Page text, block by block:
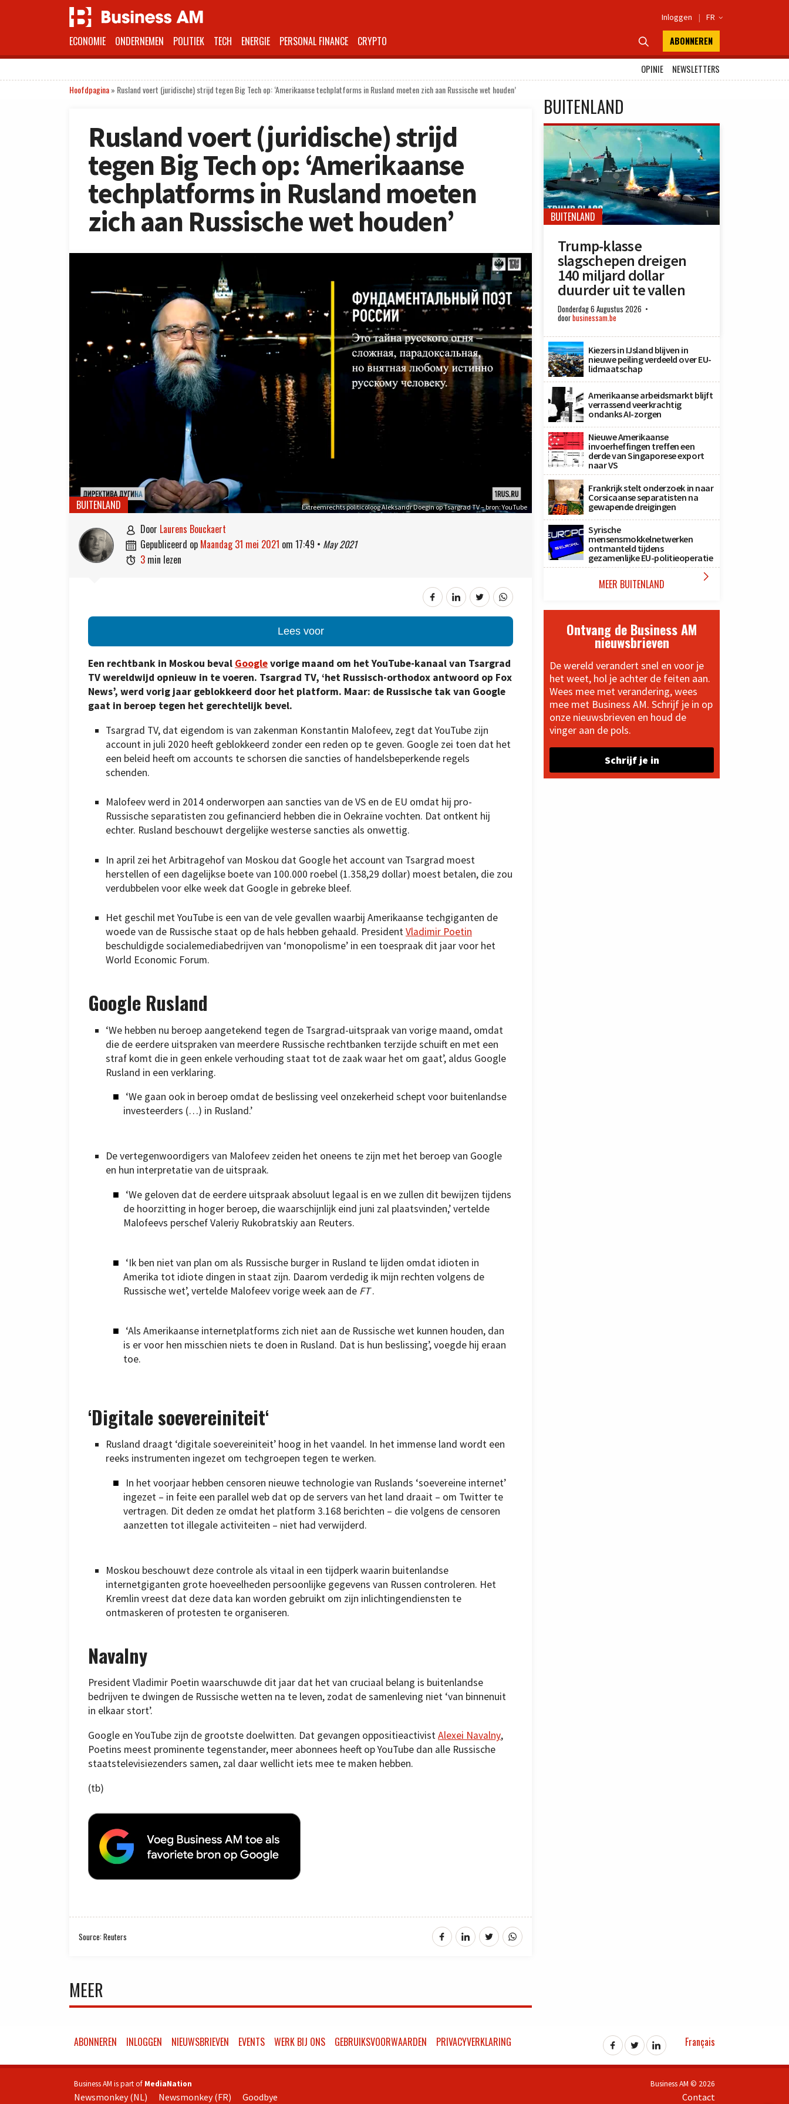
Inloggen | FR 
ECONOMIE ONDERNEMEN POLITIEK TECH ENERGIE PERSONAL FINANCE CRYPTO  ABONNEREN
OPINIE
NEWSLETTERS
Hoofdpagina» Rusland voert (juridische) strijd tegen Big Tech op: ‘Amerikaanse techplatforms in Rusland moeten zich aan Russische wet houden’
Rusland voert (juridische) strijd
tegen Big Tech op: ‘Amerikaanse
techplatforms in Rusland moeten
zich aan Russische wet houden’
Extreemrechts politicoloog Aleksandr Doegin op Tsargrad TV – bron: YouTube
BUITENLAND
 door Laurens Bouckaert
 gepubliceerd op maandag 31 mei 2021 om 17:49 • May 2021
 3 min lezen
Lees voor
Een rechtbank in Moskou beval Googlevorige maand om het YouTube-kanaal van Tsargrad
TV wereldwijd opnieuw in te voeren. Tsargrad TV, ‘het Russisch-orthodox antwoord op Fox
News’, werd vorig jaar geblokkeerd door het platform. Maar: de Russische tak van Google
gaat in beroep tegen het gerechtelijk bevel.
Tsargrad TV, dat eigendom is van zakenman Konstantin Malofeev, zegt dat YouTube zijn
account in juli 2020 heeft geblokkeerd zonder een reden op te geven. Google zei toen dat het
een beleid heeft om accounts te schorsen die sancties of handelsbeperkende regels
schenden.
Malofeev werd in 2014 onderworpen aan sancties van de VS en de EU omdat hij pro-
Russische separatisten zou gefinancierd hebben die in Oekraïne vochten. Dat ontkent hij
echter. Rusland beschouwt dergelijke westerse sancties als onwettig.
In april zei het Arbitragehof van Moskou dat Google het account van Tsargrad moest
herstellen of een dagelijkse boete van 100.000 roebel (1.358,29 dollar) moest betalen, die zou
verdubbelen voor elke week dat Google in gebreke bleef.
Het geschil met YouTube is een van de vele gevallen waarbij Amerikaanse techgiganten de
woede van de Russische staat op de hals hebben gehaald. PresidentVladimir Poetin
beschuldigde socialemediabedrijven van ‘monopolisme’ in een toespraak dit jaar voor het
World Economic Forum.
Google Rusland
‘We hebben nu beroep aangetekend tegen de Tsargrad-uitspraak van vorige maand, omdat
die de eerdere uitspraken van meerdere Russische rechtbanken terzijde schuift en met een
straf komt die in geen enkele verhouding staat tot de zaak waar het om gaat’, aldus Google
Rusland in een verklaring.
‘We gaan ook in beroep omdat de beslissing veel onzekerheid schept voor buitenlandse
investeerders (…) in Rusland.’
De vertegenwoordigers van Malofeev zeiden het oneens te zijn met het beroep van Google
en hun interpretatie van de uitspraak.
‘We geloven dat de eerdere uitspraak absoluut legaal is en we zullen dit bewijzen tijdens
de hoorzitting in hoger beroep, die waarschijnlijk eind juni zal plaatsvinden,’ vertelde
Malofeevs perschef Valeriy Rukobratskiy aan Reuters.
‘Ik ben niet van plan om als Russische burger in Rusland te lijden omdat idioten in
Amerika tot idiote dingen in staat zijn. Daarom verdedig ik mijn rechten volgens de
Russische wet’, vertelde Malofeev vorige week aan de FT.
‘Als Amerikaanse internetplatforms zich niet aan de Russische wet kunnen houden, dan
is er voor hen misschien niets te doen in Rusland. Dat is hun beslissing’, voegde hij eraan
toe.
‘Digitale soevereiniteit‘
Rusland draagt ‘digitale soevereiniteit’ hoog in het vaandel. In het immense land wordt een
reeks instrumenten ingezet om techgroepen tegen te werken.
In het voorjaar hebben censoren nieuwe technologie van Ruslands ‘soevereine internet’
ingezet – in feite een parallel web dat op de servers van het land draait – om Twitter te
vertragen. Dit deden ze omdat het platform 3.168 berichten – die volgens de censoren
aanzetten tot illegale activiteiten – niet had verwijderd.
Moskou beschouwt deze controle als vitaal in een tijdperk waarin buitenlandse
internetgiganten grote hoeveelheden persoonlijke gegevens van Russen controleren. Het
Kremlin vreest dat deze data kan worden gebruikt om zijn inlichtingendiensten te
ontmaskeren of protesten te organiseren.
Navalny
President Vladimir Poetin waarschuwde dit jaar dat het van cruciaal belang is buitenlandse
bedrijven te dwingen de Russische wetten na te leven, zodat de samenleving niet ‘van binnenuit
in elkaar stort’.
Google en YouTube zijn de grootste doelwitten. Dat gevangen oppositieactivistAlexei Navalny,
Poetins meest prominente tegenstander, meer abonnees heeft op YouTube dan alle Russische
staatstelevisiezenders samen, zal daar wellicht iets mee te maken hebben.
(tb)
Source: Reuters
MEER
BUITENLAND
BUITENLAND
Trump-klasse
slagschepen dreigen
140 miljard dollar
duurder uit te vallen
Donderdag 6 Augustus 2026
doorbusinessam.be
Kiezers in IJsland blijven in
nieuwe peiling verdeeld over EU-
lidmaatschap
Amerikaanse arbeidsmarkt blijft
verrassend veerkrachtig
ondanks AI-zorgen
Nieuwe Amerikaanse
invoerheffingen treffen een
derde van Singaporese export
naar VS
Frankrijk stelt onderzoek in naar
Corsicaanse separatisten na
gewapende dreigingen
Syrische
mensensmokkelnetwerken
ontmanteld tijdens
gezamenlijke EU-politieoperatie
MEER BUITENLAND 
Ontvang de Business AM
nieuwsbrieven
De wereld verandert snel en voor je
het weet, hol je achter de feiten aan.
Wees mee met verandering, wees
mee met Business AM. Schrijf je in op
onze nieuwsbrieven en houd de
vinger aan de pols.
Schrijf je in
ABONNEREN INLOGGEN NIEUWSBRIEVEN EVENTS WERK BIJ ONS GEBRUIKSVOORWAARDEN PRIVACYVERKLARING Français
Business AM is part of MediaNation
Newsmonkey (NL) Newsmonkey (FR) Goodbye
Business AM © 2026
Contact